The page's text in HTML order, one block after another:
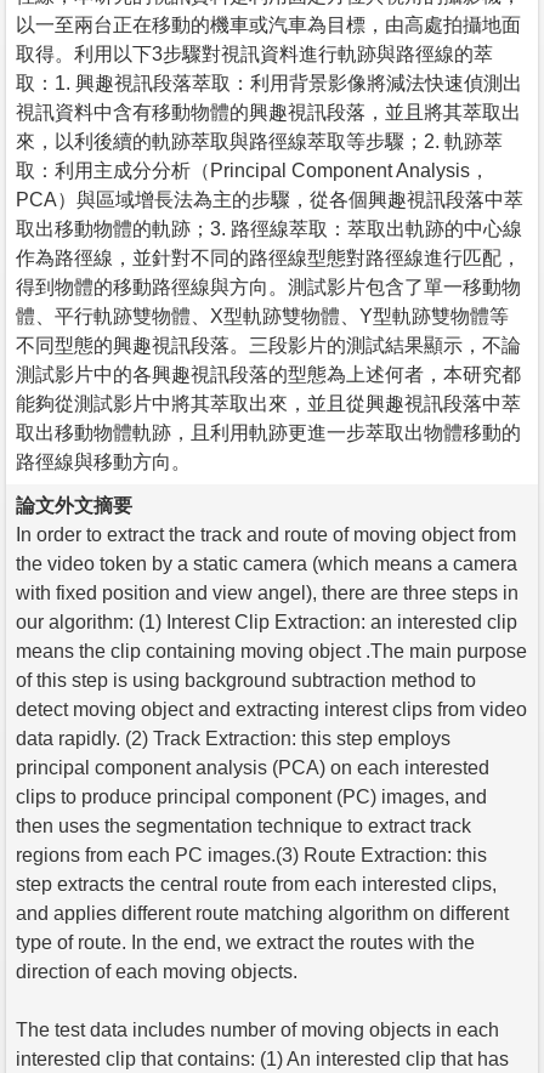
以一至兩台正在移動的機車或汽車為目標，由高處拍攝地面
取得。利用以下3步驟對視訊資料進行軌跡與路徑線的萃
取：1. 興趣視訊段落萃取：利用背景影像將減法快速偵測出
視訊資料中含有移動物體的興趣視訊段落，並且將其萃取出
來，以利後續的軌跡萃取與路徑線萃取等步驟；2. 軌跡萃
取：利用主成分分析（Principal Component Analysis，
PCA）與區域增長法為主的步驟，從各個興趣視訊段落中萃
取出移動物體的軌跡；3. 路徑線萃取：萃取出軌跡的中心線
作為路徑線，並針對不同的路徑線型態對路徑線進行匹配，
得到物體的移動路徑線與方向。測試影片包含了單一移動物
體、平行軌跡雙物體、X型軌跡雙物體、Y型軌跡雙物體等
不同型態的興趣視訊段落。三段影片的測試結果顯示，不論
測試影片中的各興趣視訊段落的型態為上述何者，本研究都
能夠從測試影片中將其萃取出來，並且從興趣視訊段落中萃
取出移動物體軌跡，且利用軌跡更進一步萃取出物體移動的
路徑線與移動方向。
論文外文摘要
In order to extract the track and route of moving object from
the video token by a static camera (which means a camera
with fixed position and view angel), there are three steps in
our algorithm: (1) Interest Clip Extraction: an interested clip
means the clip containing moving object .The main purpose
of this step is using background subtraction method to
detect moving object and extracting interest clips from video
data rapidly. (2) Track Extraction: this step employs
principal component analysis (PCA) on each interested
clips to produce principal component (PC) images, and
then uses the segmentation technique to extract track
regions from each PC images.(3) Route Extraction: this
step extracts the central route from each interested clips,
and applies different route matching algorithm on different
type of route. In the end, we extract the routes with the
direction of each moving objects.
The test data includes number of moving objects in each
interested clip that contains: (1) An interested clip that has